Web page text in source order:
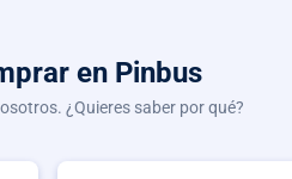
en Pinbus
¿Quieres saber por qué?